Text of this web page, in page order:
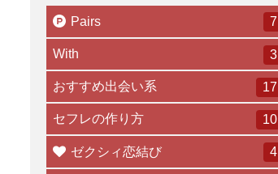
Pairs 7
With 3
おすすめ出会い系 17
セフレの作り方 10
ゼクシィ恋結び 4